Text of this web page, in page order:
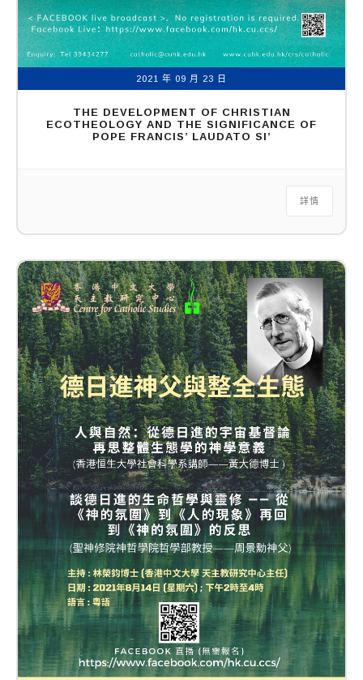
2021 年 09 月 23 日
THE DEVELOPMENT OF CHRISTIAN
ECOTHEOLOGY AND THE SIGNIFICANCE OF
POPE FRANCIS’ LAUDATO SI’
詳情